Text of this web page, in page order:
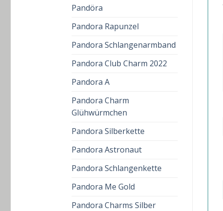
Pandöra
Pandora Rapunzel
Pandora Schlangenarmband
Pandora Club Charm 2022
Pandora A
Pandora Charm
Glühwürmchen
Pandora Silberkette
Pandora Astronaut
Pandora Schlangenkette
Pandora Me Gold
Pandora Charms Silber